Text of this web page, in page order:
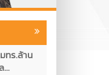
ทร.ล้าน